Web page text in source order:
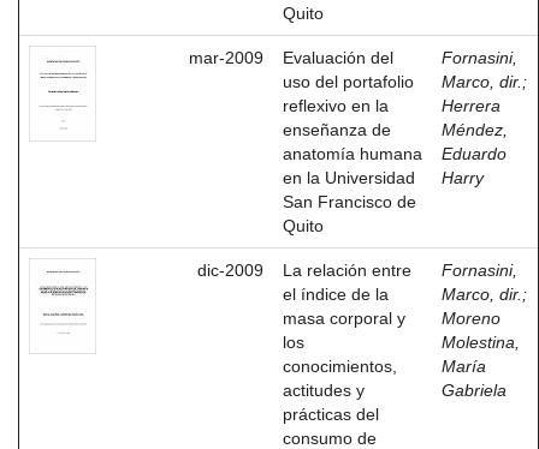
Quito
mar-2009
Evaluación del
uso del portafolio
reflexivo en la
enseñanza de
anatomía humana
en la Universidad
San Francisco de
Quito
Fornasini,
Marco, dir. ;
Herrera
Méndez,
Eduardo
Harry
dic-2009
La relación entre
el índice de la
masa corporal y
los
conocimientos,
actitudes y
prácticas del
consumo de
Fornasini,
Marco, dir. ;
Moreno
Molestina,
María
Gabriela